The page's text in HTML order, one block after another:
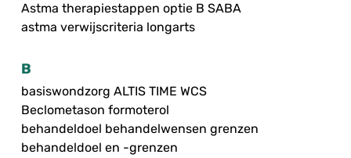
Astma therapiestappen optie B SABA
astma verwijscriteria longarts
B
basiswondzorg ALTIS TIME WCS
Beclometason formoterol
behandeldoel behandelwensen grenzen
behandeldoel en -grenzen